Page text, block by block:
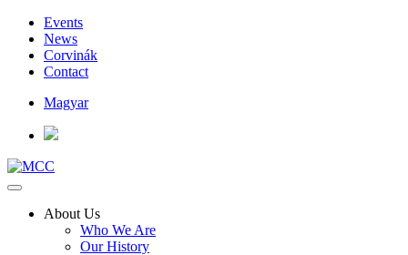
Events
News
Corvinák
Contact
Magyar
About Us
Who We Are
Our History